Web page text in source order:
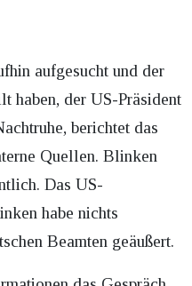
aufgesucht und der
haben, der US-Präsident
berichtet das
Quellen. Blinken
Das US-
habe nichts
Beamten geäußert.